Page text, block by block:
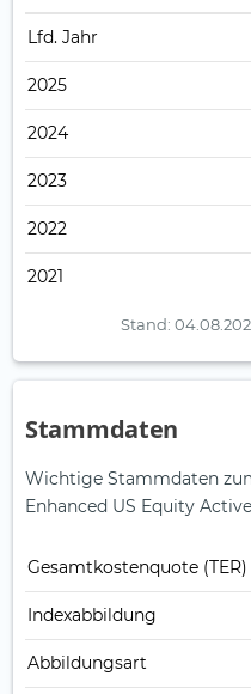
Lfd. Jahr
2025
2024
2023
2022
2021
Stand:
Stammdaten
Wichtige Stammdaten
Enhanced US Equity
Gesamt­kosten­quote (TER)
Index­abbildung
Abbildungs­art